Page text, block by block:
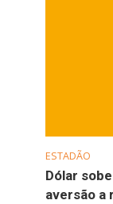
ESTADÃO
Dólar
aversão a